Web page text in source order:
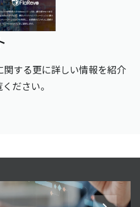
する更に詳しい情報を紹介
ださい。